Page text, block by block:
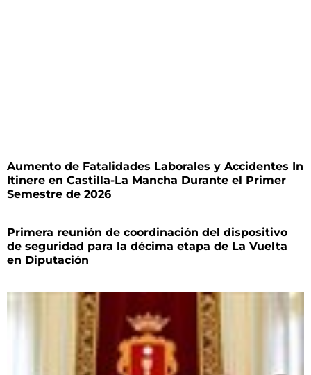
Aumento de Fatalidades Laborales y Accidentes In
Itinere en Castilla-La Mancha Durante el Primer
Semestre de 2026
Primera reunión de coordinación del dispositivo
de seguridad para la décima etapa de La Vuelta
en Diputación